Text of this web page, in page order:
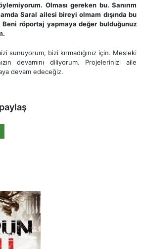
Olması gereken bu. Sanırım
Saral ailesi bireyi olmam dışında bu
röportaj yapmaya değer bulduğunuz
sunuyorum, bizi kırmadığınız için. Mesleki
devamını diliyorum. Projelerinizi aile
devam edeceğiz.